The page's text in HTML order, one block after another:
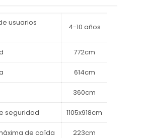
usuarios
4-10 años
772cm
614cm
360cm
seguridad 1105x918cm
de caída 223cm